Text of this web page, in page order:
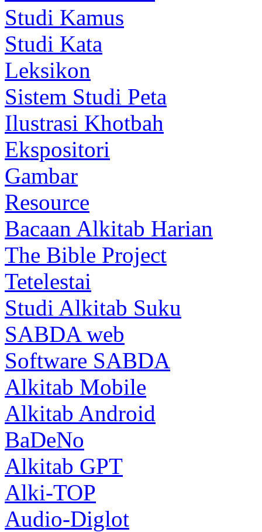
Studi Kamus
Studi Kata
Leksikon
Sistem Studi Peta
Ilustrasi Khotbah
Ekspositori
Gambar
Resource
Bacaan Alkitab Harian
The Bible Project
Tetelestai
Studi Alkitab Suku
SABDA web
Software SABDA
Alkitab Mobile
Alkitab Android
BaDeNo
Alkitab GPT
Alki-TOP
Audio-Diglot